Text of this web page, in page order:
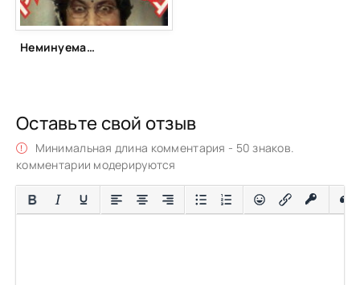
Неминуемая расплата (1988)
Оставьте свой отзыв
Минимальная длина комментария - 50 знаков.
комментарии модерируются